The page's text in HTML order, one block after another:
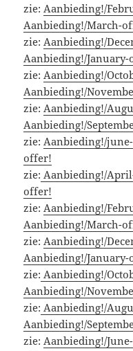
zie:Aanbieding!/
Aanbieding!/March-
zie:Aanbieding!/
Aanbieding!/
zie:Aanbieding!/
Aanbieding!/
zie:Aanbieding!/
Aanbieding!/
zie:Aanbieding!/
offer!
zie: Aanbieding!/
offer!
zie:Aanbieding!/
Aanbieding!/March-
zie:Aanbieding!/
Aanbieding!/
zie: Aanbieding!/
Aanbieding!/
zie: Aanbieding!/
Aanbieding!/
zie:Aanbieding!/